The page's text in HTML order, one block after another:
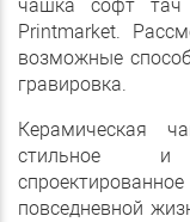
чашка софт тач
Printmarket.
возможные
гравировка.
Керамическая
стильное и
повседневной